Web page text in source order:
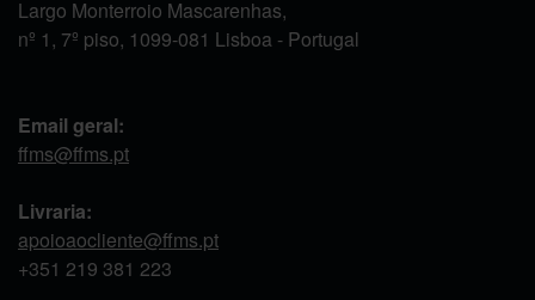
Largo Monterroio Mascarenhas,
nº 1, 7º piso, 1099-081 Lisboa - Portugal
Email geral:
ffms@ffms.pt
Livraria:
apoioaocliente@ffms.pt
+351 219 381 223